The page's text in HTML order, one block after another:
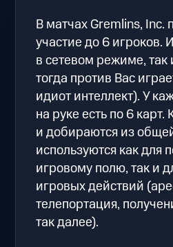
В матчах Gremlins,
участие до 6 игроков.
в сетевом режиме,
тогда против Вас
идиот интеллект). У
на руке есть по 6
и добираются из
используются как для
игровому полю, так и
игровых действий
телепортация,
так далее).